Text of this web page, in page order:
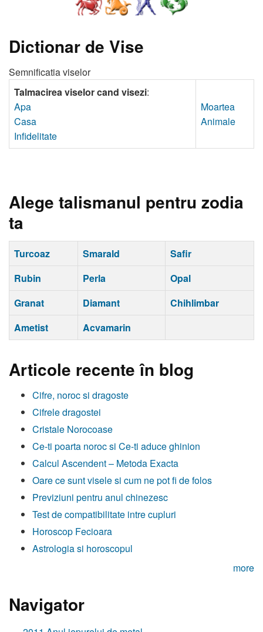
Dictionar de Vise
Semnificatia viselor
Talmacirea viselor cand visezi:
Apa
Casa
Infidelitate
Moartea
Animale
Alege talismanul pentru zodia
ta
Turcoaz Smarald
Safir
Rubin
Perla
Opal
Granat
Diamant
Chihlimbar
Ametist
Acvamarin
Articole recente în blog
Cifre, noroc si dragoste
Cifrele dragostei
Cristale Norocoase
Ce-ti poarta noroc si Ce-ti aduce ghinion
Calcul Ascendent – Metoda Exacta
Oare ce sunt visele si cum ne pot fi de folos
Previziuni pentru anul chinezesc
Test de compatibilitate intre cupluri
Horoscop Fecioara
Astrologia si horoscopul
more
Navigator